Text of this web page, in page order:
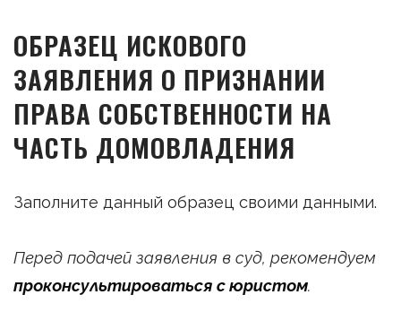
ОБРАЗЕЦ ИСКОВОГО
ЗАЯВЛЕНИЯ О ПРИЗНАНИИ
ПРАВА СОБСТВЕННОСТИ НА
ЧАСТЬ ДОМОВЛАДЕНИЯ
Заполните данный образец своими данными.
Перед подачей заявления в суд, рекомендуем
проконсультироваться с юристом.